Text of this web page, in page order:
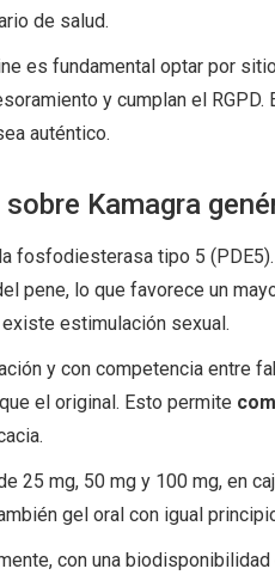
de salud.
es fundamental optar por
y cumplan el RGPD.
auténtico.
Kamagra
fosfodiesterasa tipo 5
pene, lo que favorece un
estimulación sexual.
y con competencia entre
el original. Esto permite
25 mg, 50 mg y 100 mg, en
gel oral con igual
con una